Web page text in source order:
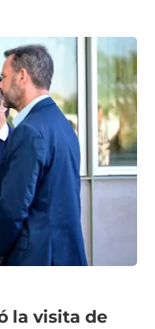
la visita de